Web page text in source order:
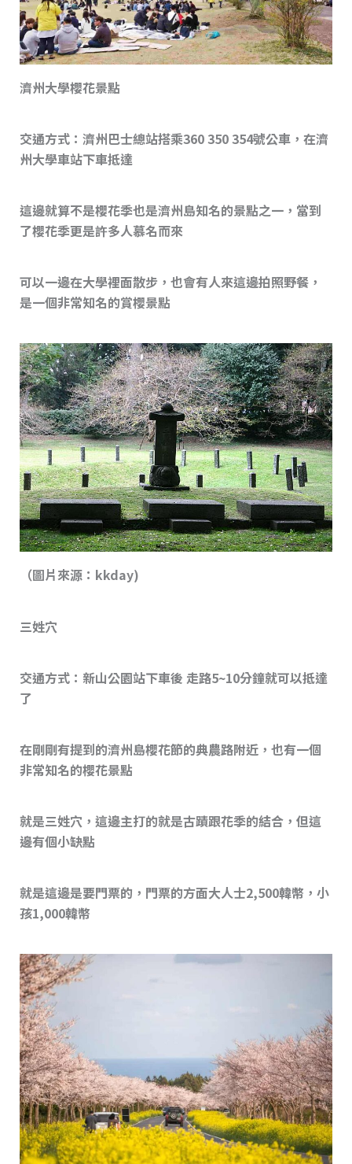
濟州大學櫻花景點
交通方式：濟州巴士總站搭乘360 350 354號公車，在濟
州大學車站下車抵達
這邊就算不是櫻花季也是濟州島知名的景點之一，當到
了櫻花季更是許多人慕名而來
可以一邊在大學裡面散步，也會有人來這邊拍照野餐，
是一個非常知名的賞櫻景點
（圖片來源：kkday)
三姓穴
交通方式：新山公園站下車後 走路5~10分鐘就可以抵達
了
在剛剛有提到的濟州島櫻花節的典農路附近，也有一個
非常知名的櫻花景點
就是三姓穴，這邊主打的就是古蹟跟花季的結合，但這
邊有個小缺點
就是這邊是要門票的，門票的方面大人士2,500韓幣，小
孩1,000韓幣